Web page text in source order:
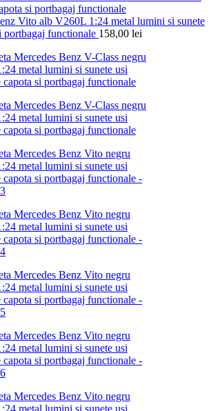
Vito alb V260L 1:24 metal lumini si sunete
portbagaj functionale 158,00 lei